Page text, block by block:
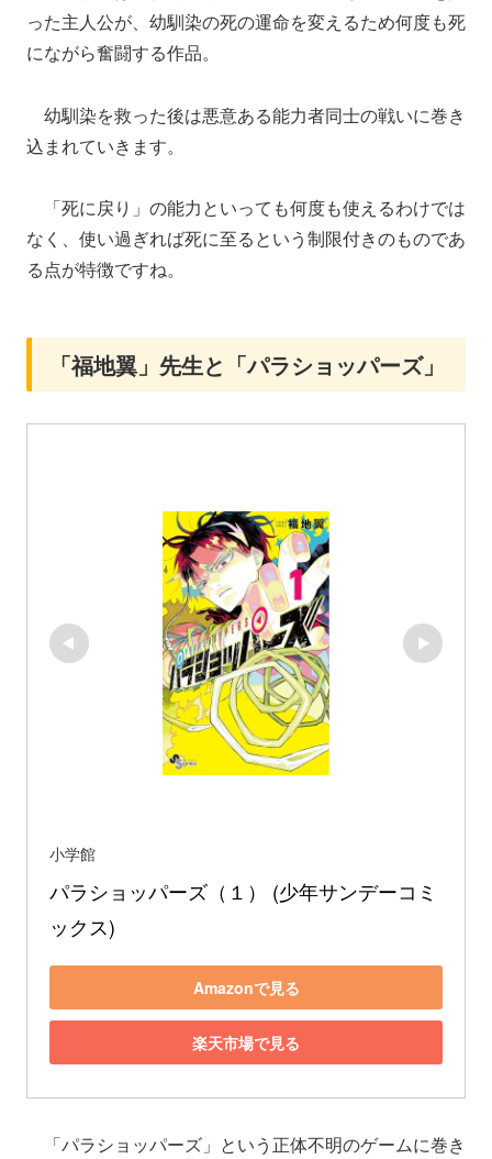
った主人公が、幼馴染の死の運命を変えるため何度も死
にながら奮闘する作品。
幼馴染を救った後は悪意ある能力者同士の戦いに巻き
込まれていきます。
「死に戻り」の能力といっても何度も使えるわけでは
なく、使い過ぎれば死に至るという制限付きのものであ
る点が特徴ですね。
「福地翼」先生と「パラショッパーズ」
小学館
パラショッパーズ（１） (少年サンデーコミ
ックス)
Amazonで見る
楽天市場で見る
「パラショッパーズ」という正体不明のゲームに巻き